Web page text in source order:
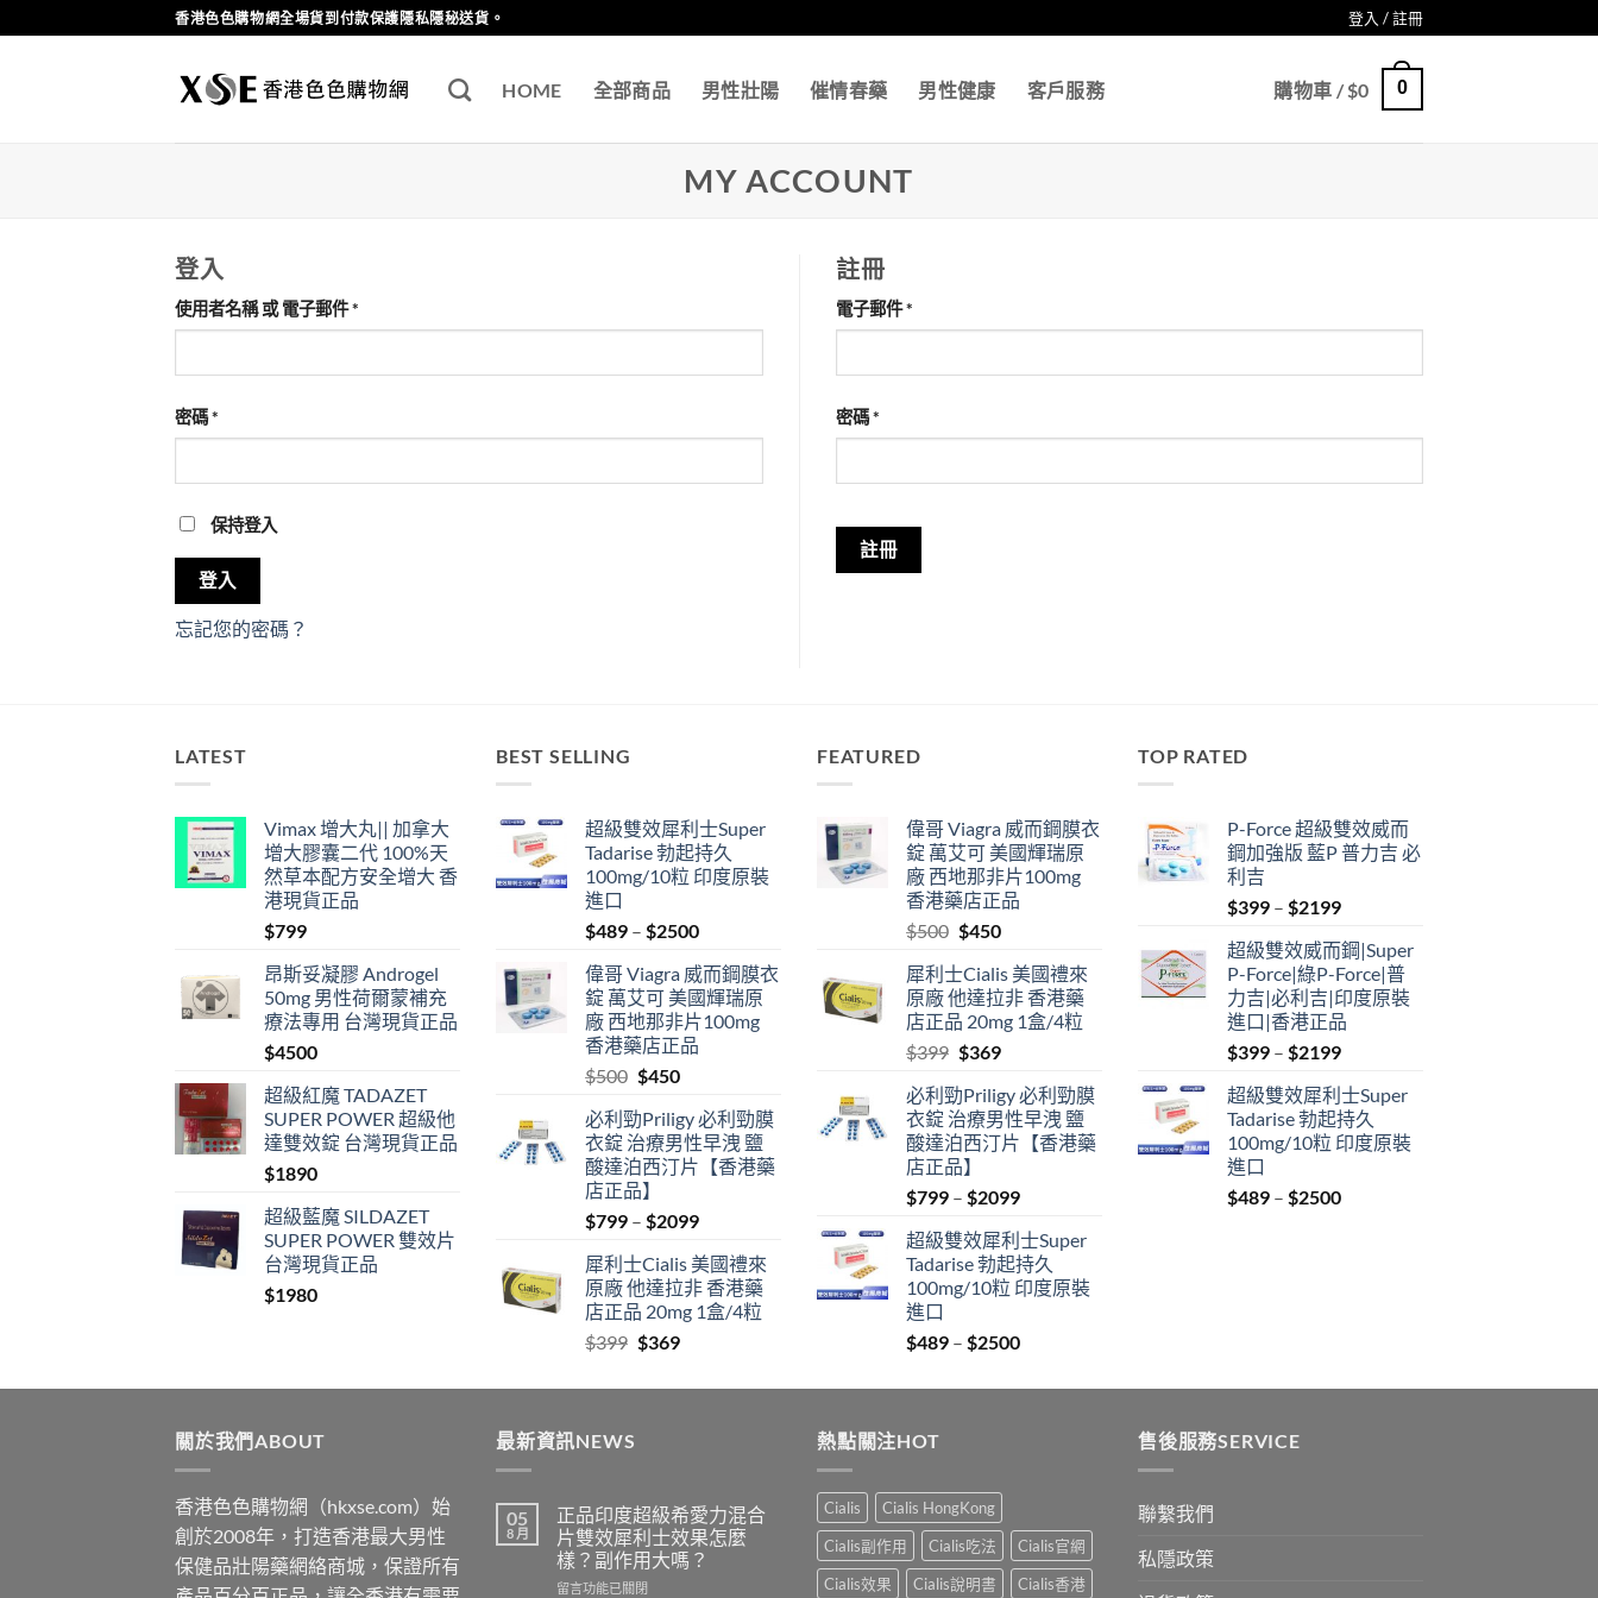
to
香港色色購物網全場貨到付款保護隱私隱秘送貨。 登入 / 註冊
HOME 全部商品 男性壯陽 催情春藥 男性健康 客戶服務 購物車 /$0 0
MY ACCOUNT
登入
使用者名稱 或 電子郵件*
填
密碼*
填
保持登入
登入
忘記您的密碼？
註冊
電子郵件*
填
密碼*
填
註冊
LATEST
Vimax 增大丸|| 加拿大
增大膠囊二代 100%天
然草本配方安全增大 香
港現貨正品
$799
昂斯妥凝膠 Androgel
50mg 男性荷爾蒙補充
療法專用 台灣現貨正品
$4500
超級紅魔 TADAZET
SUPER POWER 超級他
達雙效錠 台灣現貨正品
$1890
超級藍魔 SILDAZET
SUPER POWER 雙效片
台灣現貨正品
$1980
BEST SELLING
超級雙效犀利士Super
Tadarise 勃起持久
100mg/10粒 印度原裝
進口
$489 – $2500Price
$489
through
$2500
偉哥 Viagra 威而鋼膜衣
錠 萬艾可 美國輝瑞原
廠 西地那非片100mg
香港藥店正品
$500 Original
was:
$500.
$450Current
is:
$450.
必利勁Priligy 必利勁膜
衣錠 治療男性早洩 鹽
酸達泊西汀片【香港藥
店正品】
$799 – $2099Price
$799
through
$2099
犀利士Cialis 美國禮來
原廠 他達拉非 香港藥
店正品 20mg 1盒/4粒
$399 Original
was:
$369Current
is:
FEATURED
偉哥 Viagra 威而鋼膜衣
錠 萬艾可 美國輝瑞原
廠 西地那非片100mg
香港藥店正品
$500 Original
was:
$500.
$450Current
is:
$450.
犀利士Cialis 美國禮來
原廠 他達拉非 香港藥
店正品 20mg 1盒/4粒
$399 Original
was:
$399.
$369Current
is:
$369.
必利勁Priligy 必利勁膜
衣錠 治療男性早洩 鹽
酸達泊西汀片【香港藥
店正品】
$799 – $2099Price
$799
through
$2099
超級雙效犀利士Super
Tadarise 勃起持久
100mg/10粒 印度原裝
進口
$489 – $2500Price
$489
TOP RATED
P-Force 超級雙效威而
鋼加強版 藍P 普力吉 必
利吉
$399 – $2199Price
$399
through
$2199
超級雙效威而鋼|Super
P-Force|綠P-Force|普
力吉|必利吉|印度原裝
進口|香港正品
$399 – $2199Price
$399
through
$2199
超級雙效犀利士Super
Tadarise 勃起持久
100mg/10粒 印度原裝
進口
$489 – $2500Price
關於我們ABOUT
香港色色購物網（hkxse.com）始
創於2008年，打造香港最大男性
保健品壯陽藥網絡商城，保證所有
最新資訊NEWS
05
8 月
正品印度超級希愛力混合
片雙效犀利士效果怎麼
樣？副作用大嗎？
在
留言功能已關閉
熱點關注HOT
Cialis
Cialis HongKong
Cialis副作用
Cialis吃法
Cialis官網
Cialis效果
Cialis說明書
Cialis香港
售後服務SERVICE
聯繫我們
私隱政策